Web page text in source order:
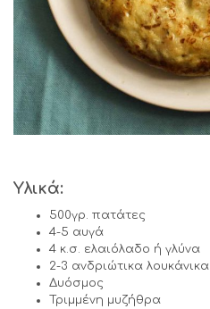
Υλικά:
500γρ. πατάτες
4-5 αυγά
4 κ.σ. ελαιόλαδο ή γλύνα
2-3 ανδριώτικα λουκάνικα
Δυόσμος
Τριμμένη μυζήθρα